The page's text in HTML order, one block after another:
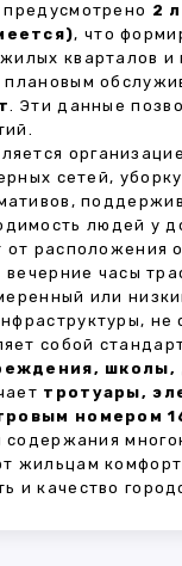
2
, что
кварталов
плановым
. Эти данные
сетей,
людей у
от
вечерние часы
или
не
собой
школы,
тротуары,
номером
жильцам
и качество